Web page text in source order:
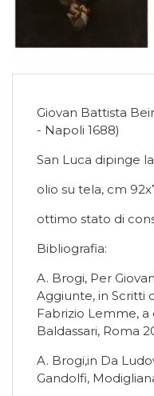
Giovan Battista
- Napoli 1688)
San Luca dipinge
olio su tela, cm
ottimo stato di
Bibliografia:
A. Brogi, Per
Aggiunte, in Scritti
Fabrizio Lemme, a
Baldassari, Roma
A. Brogi,in Da
Gandolfi,